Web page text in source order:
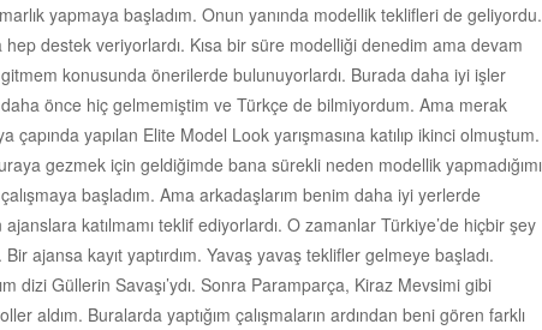
yapmaya başladım. Onun yanında modellik teklifleri de geliyordu.
destek veriyorlardı. Kısa bir süre modelliği denedim ama devam
konusunda önerilerde bulunuyorlardı. Burada daha iyi işler
önce hiç gelmemiştim ve Türkçe de bilmiyordum. Ama merak
yapılan Elite Model Look yarışmasına katılıp ikinci olmuştum.
gezmek için geldiğimde bana sürekli neden modellik yapmadığımı
başladım. Ama arkadaşlarım benim daha iyi yerlerde
katılmamı teklif ediyorlardı. O zamanlar Türkiye’de hiçbir şey
ajansa kayıt yaptırdım. Yavaş yavaş teklifler gelmeye başladı.
dizi Güllerin Savaşı’ydı. Sonra Paramparça, Kiraz Mevsimi gibi
aldım. Buralarda yaptığım çalışmaların ardından beni gören farklı